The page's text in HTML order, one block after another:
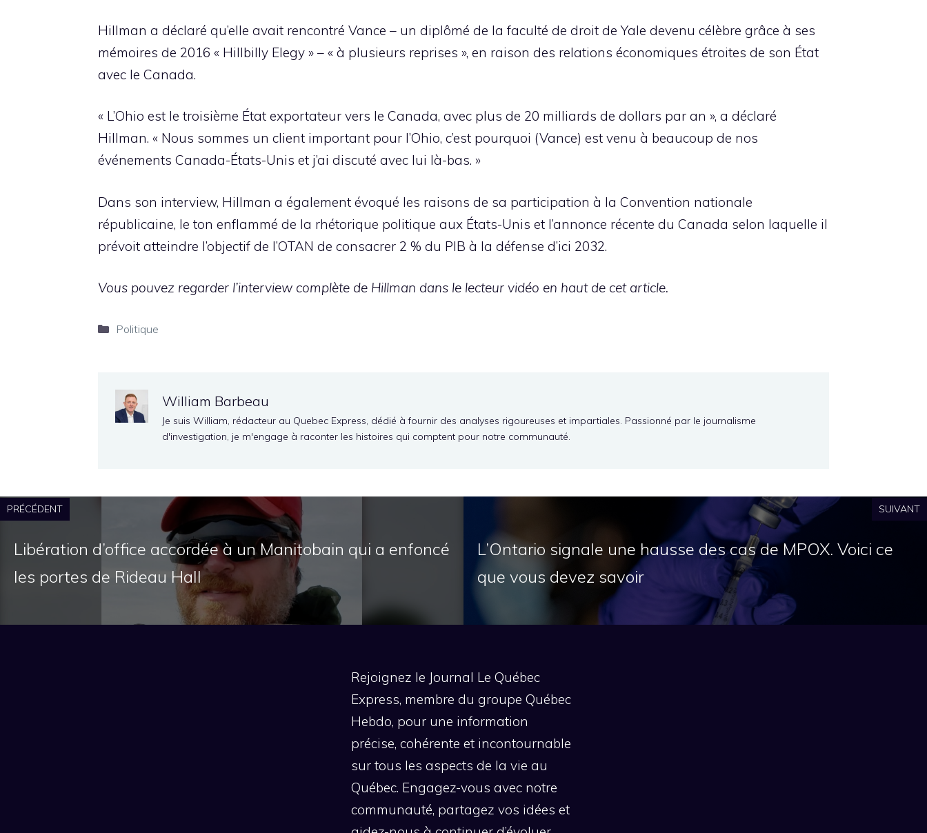
Hillman a déclaré qu’elle avait rencontré Vance – un diplômé de la faculté de droit de Yale devenu célèbre grâce à ses
mémoires de 2016 « Hillbilly Elegy » – « à plusieurs reprises », en raison des relations économiques étroites de son État
avec le Canada.
« L’Ohio est le troisième État exportateur vers le Canada, avec plus de 20 milliards de dollars par an », a déclaré
Hillman. « Nous sommes un client important pour l’Ohio, c’est pourquoi (Vance) est venu à beaucoup de nos
événements Canada-États-Unis et j’ai discuté avec lui là-bas. »
Dans son interview, Hillman a également évoqué les raisons de sa participation à la Convention nationale
républicaine, le ton enflammé de la rhétorique politique aux États-Unis et l’annonce récente du Canada selon laquelle il
prévoit atteindre l’objectif de l’OTAN de consacrer 2 % du PIB à la défense d’ici 2032.
Vous pouvez regarder l’interview complète de Hillman dans le lecteur vidéo en haut de cet article.
Catégories
Politique
William Barbeau
Je suis William, rédacteur au Quebec Express, dédié à fournir des analyses rigoureuses et impartiales. Passionné par le journalisme
d'investigation, je m'engage à raconter les histoires qui comptent pour notre communauté.
PRÉCÉDENT
Libération d’office accordée à un Manitobain qui a enfoncé
les portes de Rideau Hall
SUIVANT
L’Ontario signale une hausse des cas de MPOX. Voici ce
que vous devez savoir
Rejoignez le Journal Le Québec
Express, membre du groupe Québec
Hebdo, pour une information
précise, cohérente et incontournable
sur tous les aspects de la vie au
Québec. Engagez-vous avec notre
communauté, partagez vos idées et